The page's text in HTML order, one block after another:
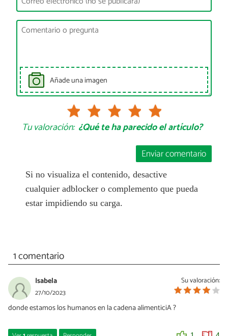
Añade una imagen
Tu valoración: ¿Qué te ha parecido el artículo?
Enviar comentario
Si no visualiza el contenido, desactive
cualquier adblocker o complemento que pueda
estar impidiendo su carga.
1 comentario
Su valoración:
Isabela
27/10/2023
donde estamos los humanos en la cadena alimenticiA ?